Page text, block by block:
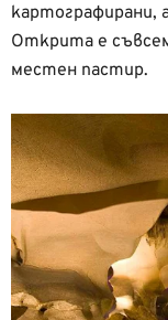
картографирани,
Открита е
местен пастир.